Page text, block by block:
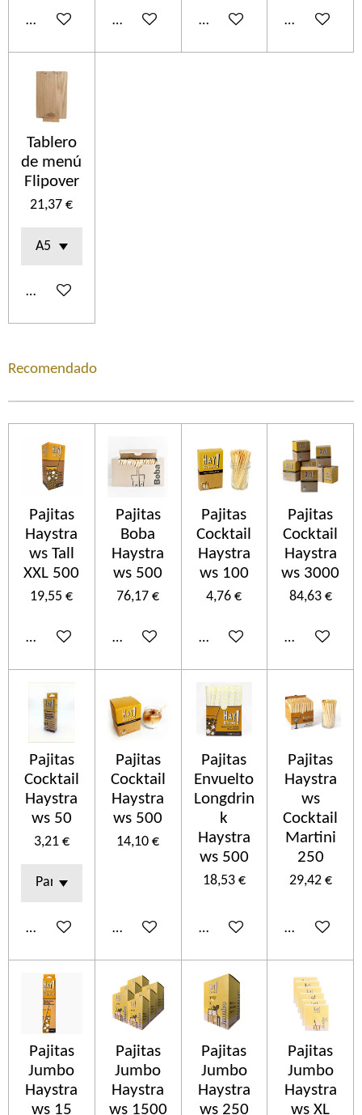
Añadir al carritoAñadir al carritoAñadir al carritoAñadir al
Tablero
de menú
Flipover
21,37 €
Añadir al carrito
Recomendado
Pajitas
Haystra
ws Tall
XXL 500
19,55 €
Añadir al carrito
Pajitas
Boba
Haystra
ws 500
76,17 €
Añadir al carrito
Pajitas
Cocktail
Haystra
ws 100
4,76 €
Añadir al carrito
Pajitas
Cocktail
Haystra
ws 3000
84,63 €
Añadir al
Pajitas
Cocktail
Haystra
ws 50
3,21 €
Añadir al carrito
Pajitas
Cocktail
Haystra
ws 500
14,10 €
Añadir al carrito
Pajitas
Envuelto
Longdrin
k
Haystra
ws 500
18,53 €
Añadir al carrito
Pajitas
Haystra
ws
Cocktail
Martini
250
29,42 €
Añadir al
Pajitas
Jumbo
Haystra
ws 15
Pajitas
Jumbo
Haystra
ws 1500
Pajitas
Jumbo
Haystra
ws 250
Pajitas
Jumbo
Haystra
ws XL